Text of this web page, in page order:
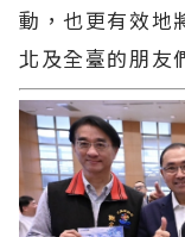
動，也更有效地
北及全臺的朋友